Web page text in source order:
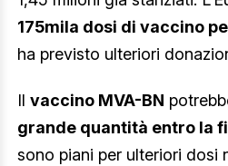
175mila dosi di vaccino
ha previsto ulteriori
Il vaccino MVA-BN
grande quantità entro la
sono piani per ulteriori dosi